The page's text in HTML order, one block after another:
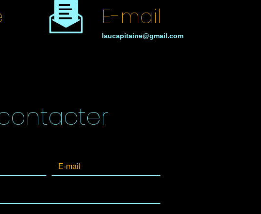
E-mail
laucapitaine@gmail.com